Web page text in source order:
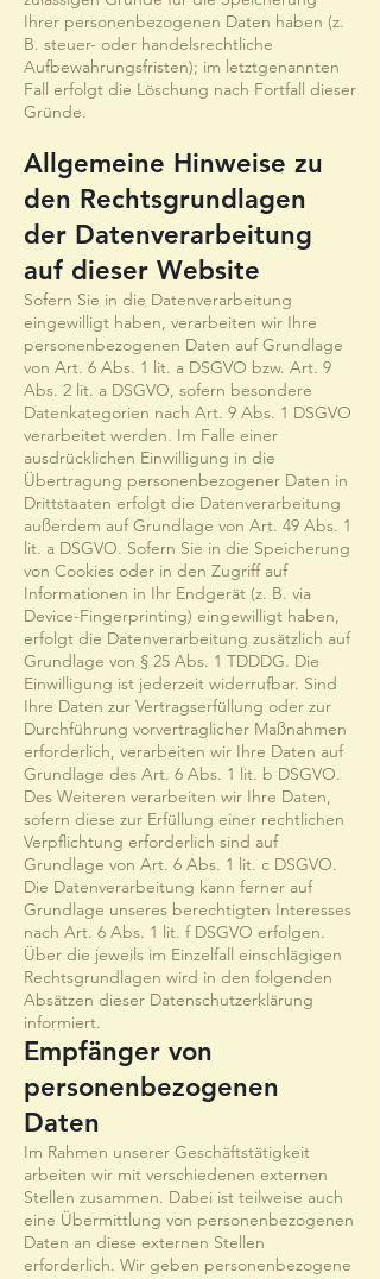
Ihrer personenbezogenen Daten haben (z.
B. steuer- oder handelsrechtliche
Aufbewahrungsfristen); im letztgenannten
Fall erfolgt die Löschung nach Fortfall dieser
Gründe.
Allgemeine Hinweise zu
den Rechtsgrundlagen
der Datenverarbeitung
auf dieser Website
Sofern Sie in die Datenverarbeitung
eingewilligt haben, verarbeiten wir Ihre
personenbezogenen Daten auf Grundlage
von Art. 6 Abs. 1 lit. a DSGVO bzw. Art. 9
Abs. 2 lit. a DSGVO, sofern besondere
Datenkategorien nach Art. 9 Abs. 1 DSGVO
verarbeitet werden. Im Falle einer
ausdrücklichen Einwilligung in die
Übertragung personenbezogener Daten in
Drittstaaten erfolgt die Datenverarbeitung
außerdem auf Grundlage von Art. 49 Abs. 1
lit. a DSGVO. Sofern Sie in die Speicherung
von Cookies oder in den Zugriff auf
Informationen in Ihr Endgerät (z. B. via
Device-Fingerprinting) eingewilligt haben,
erfolgt die Datenverarbeitung zusätzlich auf
Grundlage von § 25 Abs. 1 TDDDG. Die
Einwilligung ist jederzeit widerrufbar. Sind
Ihre Daten zur Vertragserfüllung oder zur
Durchführung vorvertraglicher Maßnahmen
erforderlich, verarbeiten wir Ihre Daten auf
Grundlage des Art. 6 Abs. 1 lit. b DSGVO.
Des Weiteren verarbeiten wir Ihre Daten,
sofern diese zur Erfüllung einer rechtlichen
Verpflichtung erforderlich sind auf
Grundlage von Art. 6 Abs. 1 lit. c DSGVO.
Die Datenverarbeitung kann ferner auf
Grundlage unseres berechtigten Interesses
nach Art. 6 Abs. 1 lit. f DSGVO erfolgen.
Über die jeweils im Einzelfall einschlägigen
Rechtsgrundlagen wird in den folgenden
Absätzen dieser Datenschutzerklärung
informiert.
Empfänger von
personenbezogenen
Daten
Im Rahmen unserer Geschäftstätigkeit
arbeiten wir mit verschiedenen externen
Stellen zusammen. Dabei ist teilweise auch
eine Übermittlung von personenbezogenen
Daten an diese externen Stellen
erforderlich. Wir geben personenbezogene